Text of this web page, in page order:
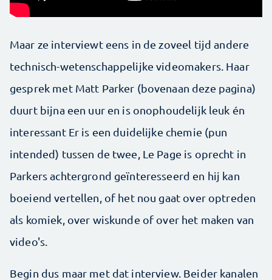
Maar ze interviewt eens in de zoveel tijd andere
technisch-wetenschappelijke videomakers. Haar
gesprek met Matt Parker (bovenaan deze pagina)
duurt bijna een uur en is onophoudelijk leuk én
interessant Er is een duidelijke chemie (pun
intended) tussen de twee, Le Page is oprecht in
Parkers achtergrond geïnteresseerd en hij kan
boeiend vertellen, of het nou gaat over optreden
als komiek, over wiskunde of over het maken van
video's.
Begin dus maar met dat interview. Beider kanalen